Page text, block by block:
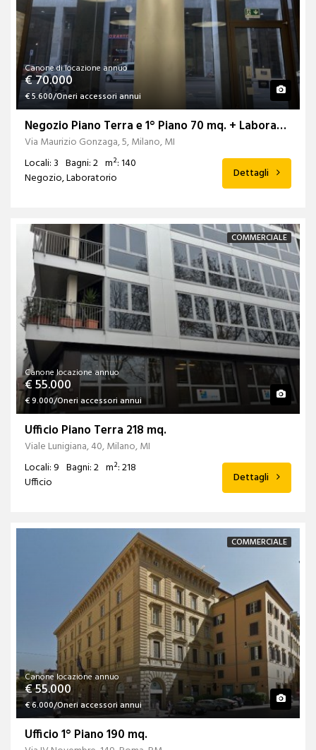
Canone di locazione annuo
€ 70.000
€ 5.600/Oneri accessori annui
Negozio Piano Terra e 1° Piano 70 mq. + Laboratorio Piano S1 mq. 71
Via Maurizio Gonzaga, 5, Milano, MI
Locali: 3 Bagni: 2 m²: 140
Negozio, Laboratorio
Dettagli
COMMERCIALE
Canone locazione annuo
€ 55.000
€ 9.000/Oneri accessori annui
Ufficio Piano Terra 218 mq.
Viale Lunigiana, 40, Milano, MI
Locali: 9 Bagni: 2 m²: 218
Ufficio
Dettagli
COMMERCIALE
Canone locazione annuo
€ 55.000
€ 6.000/Oneri accessori annui
Ufficio 1° Piano 190 mq.